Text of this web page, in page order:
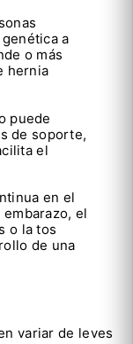
a
o más
hernia
puede
de soporte,
el
en el
el
o la tos
de una
variar de leves